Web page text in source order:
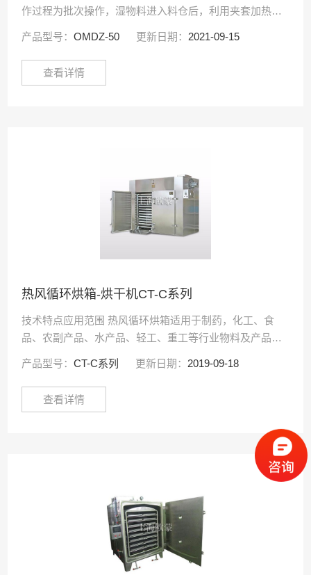
作过程为批次操作，湿物料进入料仓后，利用夹套加热螺
机(工作容积)可以达到需求的处理量范围，采用上驱···
产品型号：OMDZ-50 更新日期： 2021-09-15
查看详情
热风循环烘箱-烘干机CT-C系列
技术特点应用范围 热风循环烘箱适用于制药，化工、食
品、农副产品、水产品、轻工、重工等行业物料及产品的
膏、粉剂、颗粒、冲剂、水丸、包装瓶、颜料、染料、脱
水···
产品型号：CT-C系列 更新日期： 2019-09-18
查看详情